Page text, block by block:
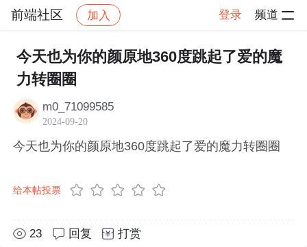
前端社区 加入 登录 频道
社区 前端社区 感慨 帖子详情
今天也为你的颜原地360度跳起了爱的魔
力转圈圈
m0_71099585
2024-09-20
今天也为你的颜原地360度跳起了爱的魔力转圈圈
给本帖投票
23 回复 打赏